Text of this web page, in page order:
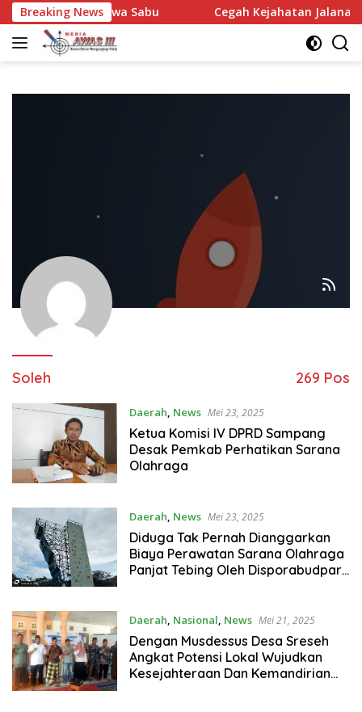
Langsung
ke
konten
Breaking News
Diamankan Bawa Sabu Cegah Kejahatan Jalanan,
Soleh 269 Pos
Daerah, News Mei 23, 2025
Ketua Komisi IV DPRD Sampang
Desak Pemkab Perhatikan Sarana
Olahraga
Daerah, News Mei 23, 2025
Diduga Tak Pernah Dianggarkan
Biaya Perawatan Sarana Olahraga
Panjat Tebing Oleh Disporabudpar,
Daerah, Nasional, News Mei 21, 2025
Dengan Musdessus Desa Sreseh
Angkat Potensi Lokal Wujudkan
Kesejahteraan Dan Kemandirian